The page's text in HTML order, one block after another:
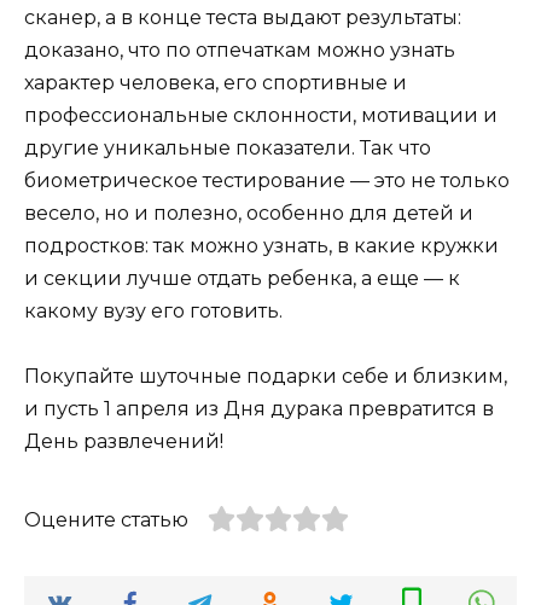
сканер, а в конце теста выдают результаты:
доказано, что по отпечаткам можно узнать
характер человека, его спортивные и
профессиональные склонности, мотивации и
другие уникальные показатели. Так что
биометрическое тестирование — это не только
весело, но и полезно, особенно для детей и
подростков: так можно узнать, в какие кружки
и секции лучше отдать ребенка, а еще — к
какому вузу его готовить.
Покупайте шуточные подарки себе и близким,
и пусть 1 апреля из Дня дурака превратится в
День развлечений!
Оцените статью